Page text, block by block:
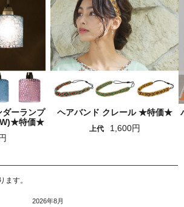
ダーランプ
特価★
ヘアバンド クレール ★特価★
上代 1,600円
す。
2026年8月